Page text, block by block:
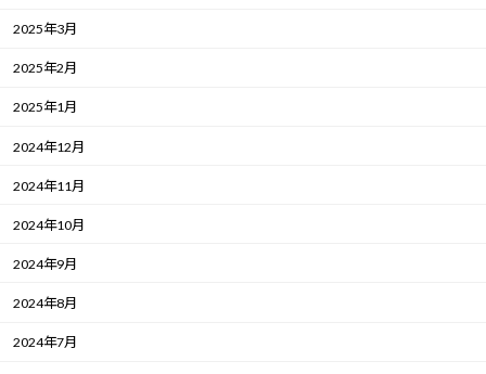
2025年3月
2025年2月
2025年1月
2024年12月
2024年11月
2024年10月
2024年9月
2024年8月
2024年7月